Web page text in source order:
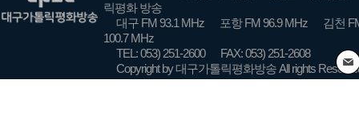
릭평화 방송
대구 FM 93.1 MHz
포항 FM 96.9 MHz
김천
100.7 MHz
TEL: 053) 251-2600
FAX: 053) 251-2608
Copyright by 대구가톨릭평화방송 All rights